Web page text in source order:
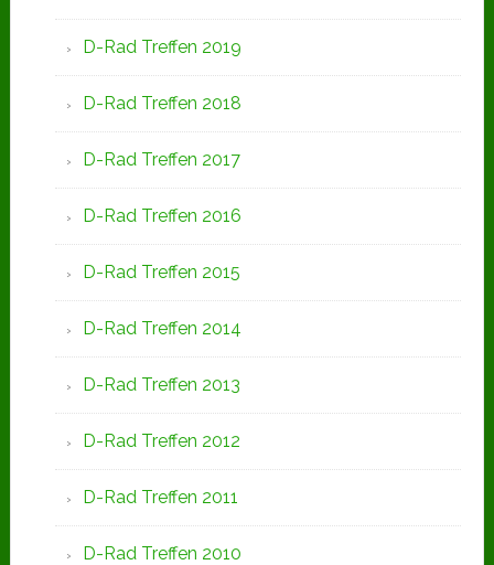
D-Rad Treffen 2019
D-Rad Treffen 2018
D-Rad Treffen 2017
D-Rad Treffen 2016
D-Rad Treffen 2015
D-Rad Treffen 2014
D-Rad Treffen 2013
D-Rad Treffen 2012
D-Rad Treffen 2011
D-Rad Treffen 2010